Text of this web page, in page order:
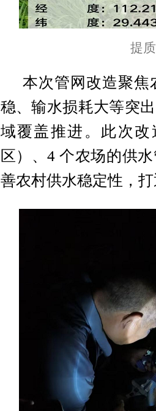
提
本次管网改造聚焦
稳、输水损耗大等突
域覆盖推进。此次
区）、4 个农场的供
善农村供水稳定性，